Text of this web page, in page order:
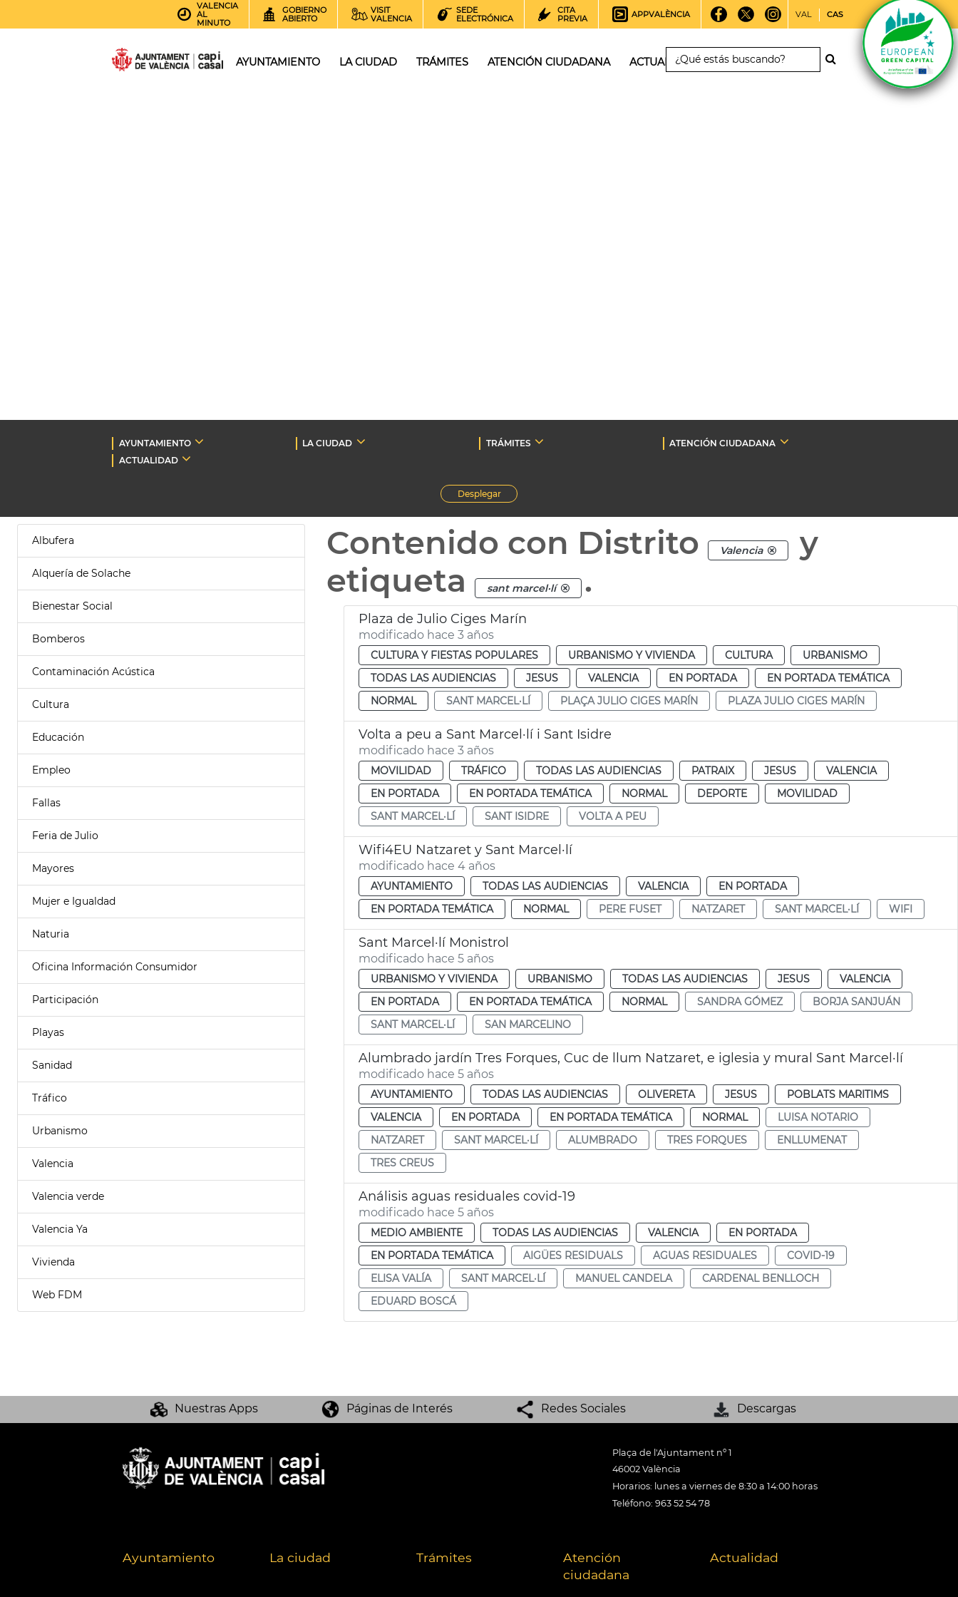
VALENCIA
AL
MINUTO
GOBIERNO
ABIERTO
VISIT
VALENCIA
SEDE
ELECTRÓNICA
CITA
PREVIA
APPVALÈNCIA VAL CAS
AYUNTAMIENTO LA CIUDAD TRÁMITES ATENCIÓN CIUDADANA ACTUALIDAD
AYUNTAMIENTO LA CIUDAD TRÁMITES
ATENCIÓN CIUDADANA
ACTUALIDAD
Desplegar
Albufera
Alquería de Solache
Bienestar Social
Bomberos
Contaminación Acústica
Cultura
Educación
Empleo
Fallas
Feria de Julio
Mayores
Mujer e Igualdad
Naturia
Oficina Información Consumidor
Participación
Playas
Sanidad
Tráfico
Urbanismo
Valencia
Valencia verde
Valencia Ya
Vivienda
Web FDM
Contenido con Distrito Valencia
y
etiqueta
sant marcel·lí .
Plaza de Julio Ciges Marín
modificado hace 3 años
CULTURA Y FIESTAS POPULARES URBANISMO Y VIVIENDA CULTURA
URBANISMO
TODAS LAS AUDIENCIAS
JESUS VALENCIA EN PORTADA
EN PORTADA TEMÁTICA
NORMAL
SANT MARCEL·LÍ PLAÇA JULIO CIGES MARÍN PLAZA JULIO CIGES MARÍN
Volta a peu a Sant Marcel·lí i Sant Isidre
modificado hace 3 años
MOVILIDAD TRÁFICO TODAS LAS AUDIENCIAS PATRAIX JESUS
VALENCIA
EN PORTADA
EN PORTADA TEMÁTICA NORMAL DEPORTE
MOVILIDAD
SANT MARCEL·LÍ
SANT ISIDRE VOLTA A PEU
Wifi4EU Natzaret y Sant Marcel·lí
modificado hace 4 años
AYUNTAMIENTO TODAS LAS AUDIENCIAS VALENCIA
EN PORTADA
EN PORTADA TEMÁTICA
NORMAL PERE FUSET NATZARET SANT MARCEL·LÍ WIFI
Sant Marcel·lí Monistrol
modificado hace 5 años
URBANISMO Y VIVIENDA URBANISMO TODAS LAS AUDIENCIAS JESUS
VALENCIA
EN PORTADA
EN PORTADA TEMÁTICA NORMAL SANDRA GÓMEZ
BORJA SANJUÁN
SANT MARCEL·LÍ
SAN MARCELINO
Alumbrado jardín Tres Forques, Cuc de llum Natzaret, e iglesia y mural Sant Marcel·lí
modificado hace 5 años
AYUNTAMIENTO TODAS LAS AUDIENCIAS OLIVERETA JESUS
POBLATS MARITIMS
VALENCIA
EN PORTADA EN PORTADA TEMÁTICA NORMAL
LUISA NOTARIO
NATZARET
SANT MARCEL·LÍ ALUMBRADO TRES FORQUES
ENLLUMENAT
TRES CREUS
Análisis aguas residuales covid-19
modificado hace 5 años
MEDIO AMBIENTE TODAS LAS AUDIENCIAS VALENCIA
EN PORTADA
EN PORTADA TEMÁTICA
AIGÜES RESIDUALS AGUAS RESIDUALES
COVID-19
ELISA VALÍA
SANT MARCEL·LÍ MANUEL CANDELA
CARDENAL BENLLOCH
EDUARD BOSCÁ
Nuestras Apps Páginas de Interés Redes Sociales Descargas
Plaça de l'Ajuntament nº 1
46002 València
Horarios: lunes a viernes de 8:30 a 14:00 horas
Teléfono: 963 52 54 78
Ayuntamiento La ciudad Trámites
Atención
ciudadana
Actualidad